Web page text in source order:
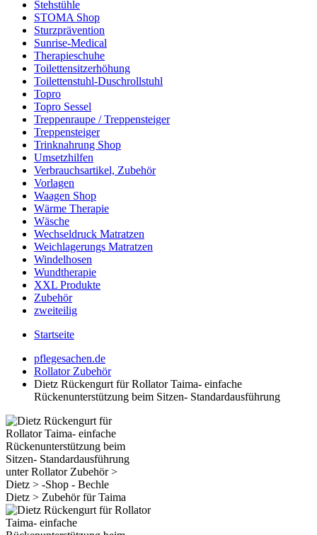
Stehstühle
STOMA Shop
Sturzprävention
Sunrise-Medical
Therapieschuhe
Toilettensitzerhöhung
Toilettenstuhl-Duschrollstuhl
Topro
Topro Sessel
Treppenraupe / Treppensteiger
Treppensteiger
Trinknahrung Shop
Umsetzhilfen
Verbrauchsartikel, Zubehör
Vorlagen
Waagen Shop
Wärme Therapie
Wäsche
Wechseldruck Matratzen
Weichlagerungs Matratzen
Windelhosen
Wundtherapie
XXL Produkte
Zubehör
zweiteilig
Startseite
pflegesachen.de
Rollator Zubehör
Dietz Rückengurt für Rollator Taima- einfache
Rückenunterstützung beim Sitzen- Standardausführung